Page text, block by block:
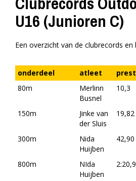
U16 (Junioren C)
Een overzicht van de clubrecords
onderdeel atleet
80m
Merlinn
Busnel
10,3
150m
Jinke van
der Sluis
19,82
300m
Nida
Huijben
42,90
800m
NIda
Huijben